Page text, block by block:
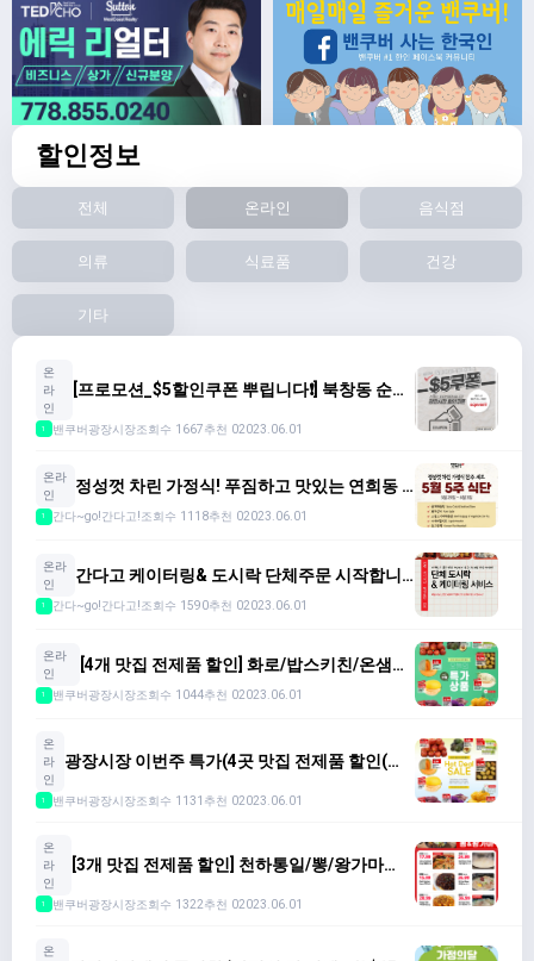
할인정보
전체 온라인 음식점
의류 식료품 건강
기타
온
라
인
[프로모션_$5할인쿠폰 뿌립니다❗️] 북창동 순두
1 밴쿠버광장시장조회수 1667추천 02023.06.01
온라
인
정성껏 차린 가정식! 푸짐하고 맛있는 연희동 5
1 간다~go!간다고!조회수 1118추천 02023.06.01
온라
인
간다고 케이터링& 도시락 단체주문 시작합니
1 간다~go!간다고!조회수 1590추천 02023.06.01
온라
인
[4개 맛집 전제품 할인] 화로/밥스키친/온샘이
1 밴쿠버광장시장조회수 1044추천 02023.06.01
온
라
인
광장시장 이번주 특가(4곳 맛집 전제품 할인(소
물 Chcek! (5.16~5.22)
1 밴쿠버광장시장조회수 1131 추천 02023.06.01
온
라
인
[3개 맛집 전제품 할인] 천하통일/뽕/왕가마
1 밴쿠버광장시장조회수 1322추천 02023.06.01
온